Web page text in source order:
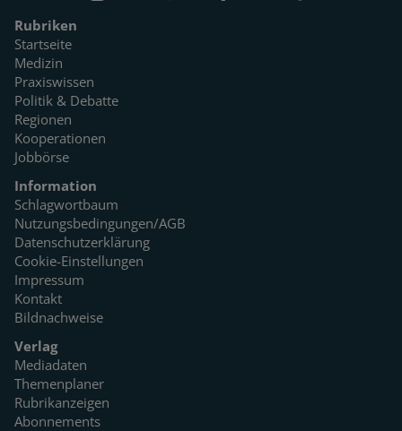
Rubriken
Startseite
Medizin
Praxiswissen
Politik & Debatte
Regionen
Kooperationen
Jobbörse
Information
Schlagwortbaum
Nutzungsbedingungen/AGB
Datenschutzerklärung
Cookie-Einstellungen
Impressum
Kontakt
Bildnachweise
Verlag
Mediadaten
Themenplaner
Rubrikanzeigen
Abonnements